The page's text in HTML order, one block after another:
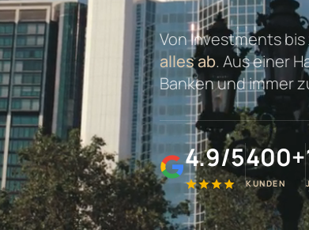
Von Investments
alles ab. Aus einer
Banken und immer
4.9/5400+
KUNDEN